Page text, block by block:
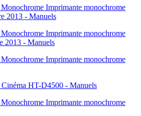
Imprimante monochrome
2013 - Manuels
Imprimante monochrome
2013 - Manuels
Imprimante monochrome
HT-D4500 - Manuels
Imprimante monochrome